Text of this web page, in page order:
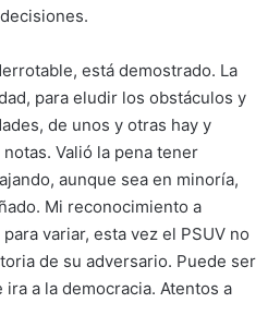
está demostrado. La
para eludir los obstáculos y
de unos y otras hay y
Valió la pena tener
aunque sea en minoría,
Mi reconocimiento a
variar, esta vez el PSUV no
de su adversario. Puede ser
a la democracia. Atentos a